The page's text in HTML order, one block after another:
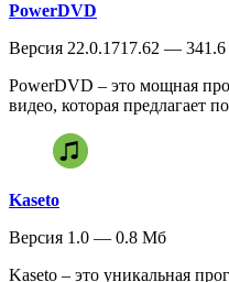
PowerDVD
Версия 22.0.1717.62 —
PowerDVD – это мощная
видео, которая предлагает
Kaseto
Версия 1.0 — 0.8 Мб
Kaseto – это уникальная